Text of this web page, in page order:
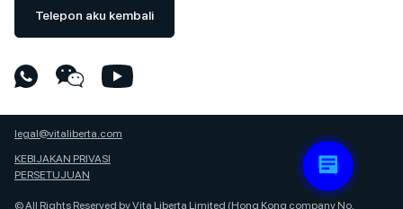
Telepon aku kembali
legal@vitaliberta.com
KEBIJAKAN PRIVASI
PERSETUJUAN
© All Rights Reserved by Vita Liberta Limited (Hong Kong company No.